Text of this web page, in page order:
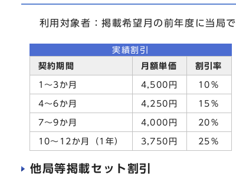
利用対象者：掲載希望月の前年度に当局
実績割引
契約期間
月額単価 割引率
1～3か月 4,500円 10％
4～6か月 4,250円 15％
7～9か月 4,000円 20％
10～12か月（1年） 3,750円 25％
他局等掲載セット割引